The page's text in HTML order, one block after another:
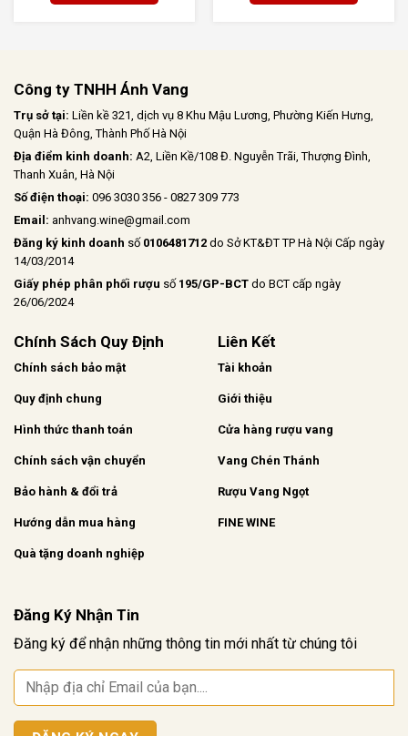
Công ty TNHH Ánh Vang
Trụ sở tại: Liền kề 321, dịch vụ 8 Khu Mậu Lương, Phường Kiến Hưng,
Quận Hà Đông, Thành Phố Hà Nội
Địa điểm kinh doanh: A2, Liền Kề/108 Đ. Nguyễn Trãi, Thượng Đình,
Thanh Xuân, Hà Nội
Số điện thoại: 096 3030 356 - 0827 309 773
Email: anhvang.wine@gmail.com
Đăng ký kinh doanh số 0106481712 do Sở KT&ĐT TP Hà Nội Cấp ngày
14/03/2014
Giấy phép phân phối rượu số 195/GP-BCT do BCT cấp ngày
26/06/2024
Chính Sách Quy Định
Chính sách bảo mật
Quy định chung
Hình thức thanh toán
Chính sách vận chuyển
Bảo hành & đổi trả
Hướng dẫn mua hàng
Quà tặng doanh nghiệp
Liên Kết
Tài khoản
Giới thiệu
Cửa hàng rượu vang
Vang Chén Thánh
Rượu Vang Ngọt
FINE WINE
Đăng Ký Nhận Tin
Đăng ký để nhận những thông tin mới nhất từ chúng tôi